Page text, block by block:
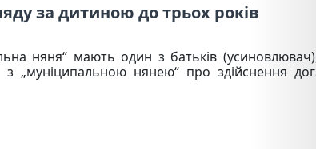
за дитиною до трьох років
няня“ мають один з батьків
„муніципальною нянею“ про здійснення